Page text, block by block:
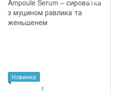
Новинка
1